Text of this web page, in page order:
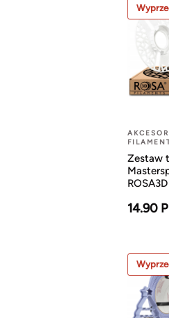
Zestaw
ROSA3D
14.90